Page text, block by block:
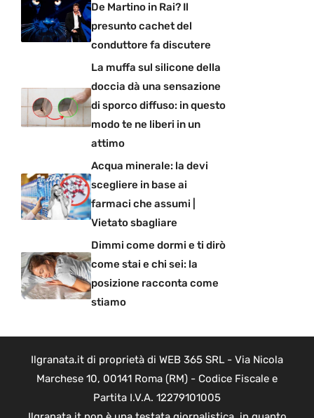
De Martino in Rai? Il
presunto cachet del
conduttore fa discutere
La muffa sul silicone della
doccia dà una sensazione
di sporco diffuso: in questo
modo te ne liberi in un
attimo
Acqua minerale: la devi
scegliere in base ai
farmaci che assumi |
Vietato sbagliare
Dimmi come dormi e ti dirò
come stai e chi sei: la
posizione racconta come
stiamo
Ilgranata.it di proprietà di WEB 365 SRL - Via Nicola
Marchese 10, 00141 Roma (RM) - Codice Fiscale e
Partita I.V.A. 12279101005